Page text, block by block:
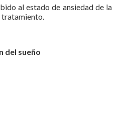
al estado de ansiedad de la
del sueño